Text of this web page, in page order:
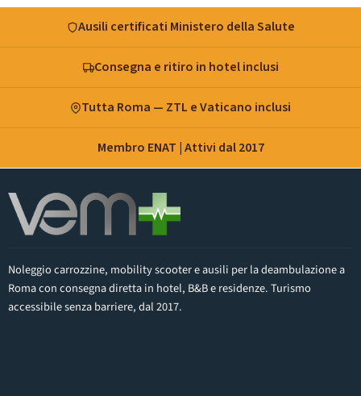
per
disabili:
introduzione
e
Ausili certificati Ministero della Salute
Consegna e ritiro in hotel inclusi
Tutta Roma — ZTL e Vaticano inclusi
Membro ENAT | Attivi dal 2017
Noleggio carrozzine, mobility scooter e ausili per la deambulazione a
Roma con consegna diretta in hotel, B&B e residenze. Turismo
accessibile senza barriere, dal 2017.